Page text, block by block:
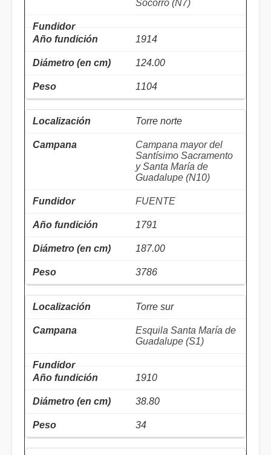
Socorro (N7)
1914
124.00
1104
Torre norte
Campana mayor del
Santísimo Sacramento
y Santa María de
Guadalupe (N10)
FUENTE
1791
187.00
3786
Torre sur
Esquila Santa María de
Guadalupe (S1)
1910
38.80
34